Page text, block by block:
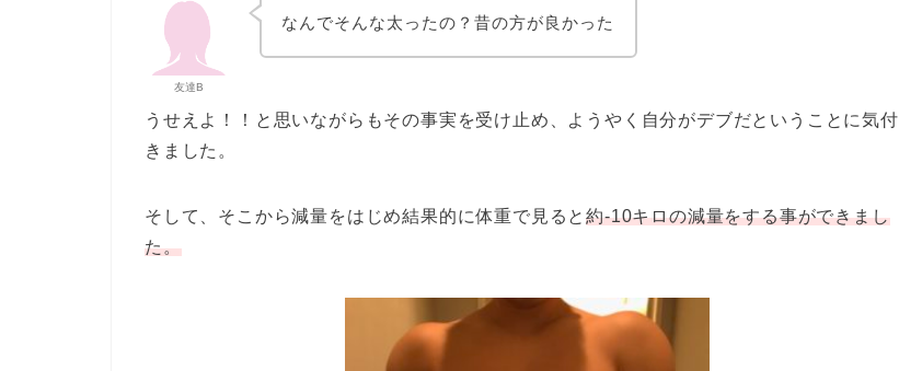
友達B
なんでそんな太ったの？昔の方が良かった
うせえよ！！と思いながらもその事実を受け止め、ようやく自分がデブだということに気付
きました。
そして、そこから減量をはじめ結果的に体重で見ると約-10キロの減量をする事ができまし
た。